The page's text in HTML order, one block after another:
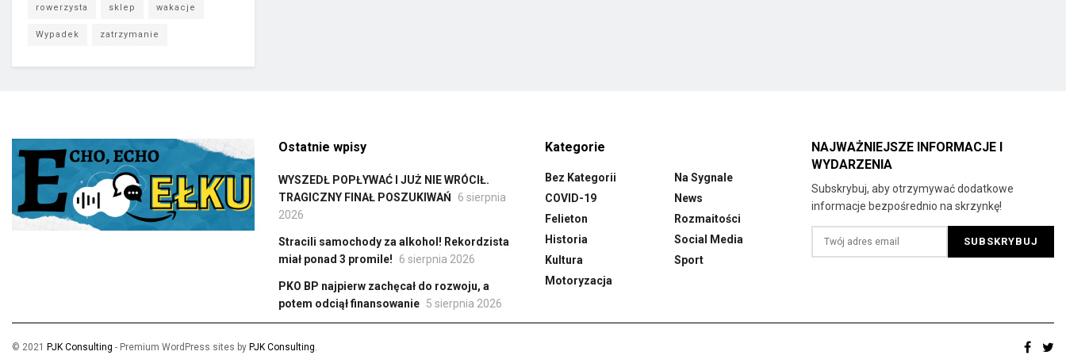
rowerzysta sklep wakacje
Wypadek zatrzymanie
Ostatnie wpisy
WYSZEDŁ POPŁYWAĆ I JUŻ NIE WRÓCIŁ.
TRAGICZNY FINAŁ POSZUKIWAŃ
6 sierpnia
2026
Stracili samochody za alkohol! Rekordzista
miał ponad 3 promile!
6 sierpnia 2026
PKO BP najpierw zachęcał do rozwoju, a
potem odciął finansowanie 5 sierpnia 2026
Kategorie
Bez Kategorii
COVID-19
Felieton
Historia
Kultura
Motoryzacja
Na Sygnale
News
Rozmaitości
Social Media
Sport
NAJWAŻNIEJSZE INFORMACJE I
WYDARZENIA
Subskrybuj, aby otrzymywać dodatkowe
informacje bezpośrednio na skrzynkę!
© 2021 PJK Consulting - Premium WordPress sites by PJK Consulting